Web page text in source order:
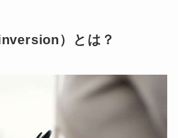
）とは？